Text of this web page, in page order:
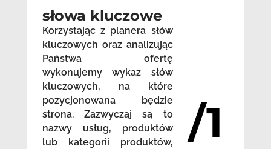
słowa kluczowe
Korzystając z planera słów
kluczowych oraz analizując
Państwa ofertę
wykonujemy wykaz słów
kluczowych, na które
pozycjonowana będzie
strona. Zazwyczaj są to
nazwy usług, produktów
lub kategorii produktów,
/1